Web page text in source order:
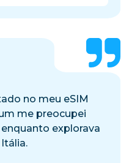
no meu eSIM
me preocupei
explorava